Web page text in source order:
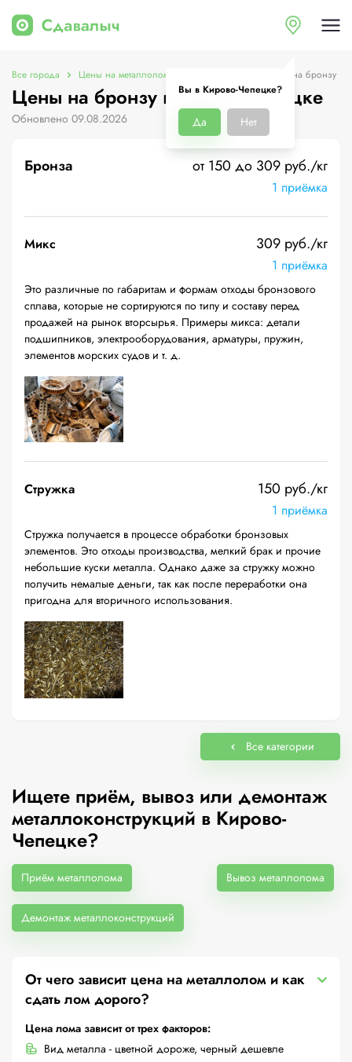
Вы в Кирово-Чепецке?
Да Нет
Все города Цены на металлолом в Кирово-Чепецке Цены на бронзу
Цены на бронзу в Кирово-Чепецке
Обновлено 09.08.2026
Бронза от 150 до 309 руб./кг
1 приёмка
Микс 309 руб./кг
1 приёмка
Это различные по габаритам и формам отходы бронзового
сплава, которые не сортируются по типу и составу перед
продажей на рынок вторсырья. Примеры микса: детали
подшипников, электрооборудования, арматуры, пружин,
элементов морских судов и т. д.
Стружка 150 руб./кг
1 приёмка
Стружка получается в процессе обработки бронзовых
элементов. Это отходы производства, мелкий брак и прочие
небольшие куски металла. Однако даже за стружку можно
получить немалые деньги, так как после переработки она
пригодна для вторичного использования.
Все категории
Ищете приём, вывоз или демонтаж
металлоконструкций в Кирово-
Чепецке?
Приём металлолома Вывоз металлолома
Демонтаж металлоконструкций
От чего зависит цена на металлолом и как
сдать лом дорого?
Цена лома зависит от трех факторов:
Вид металла - цветной дороже, черный дешевле